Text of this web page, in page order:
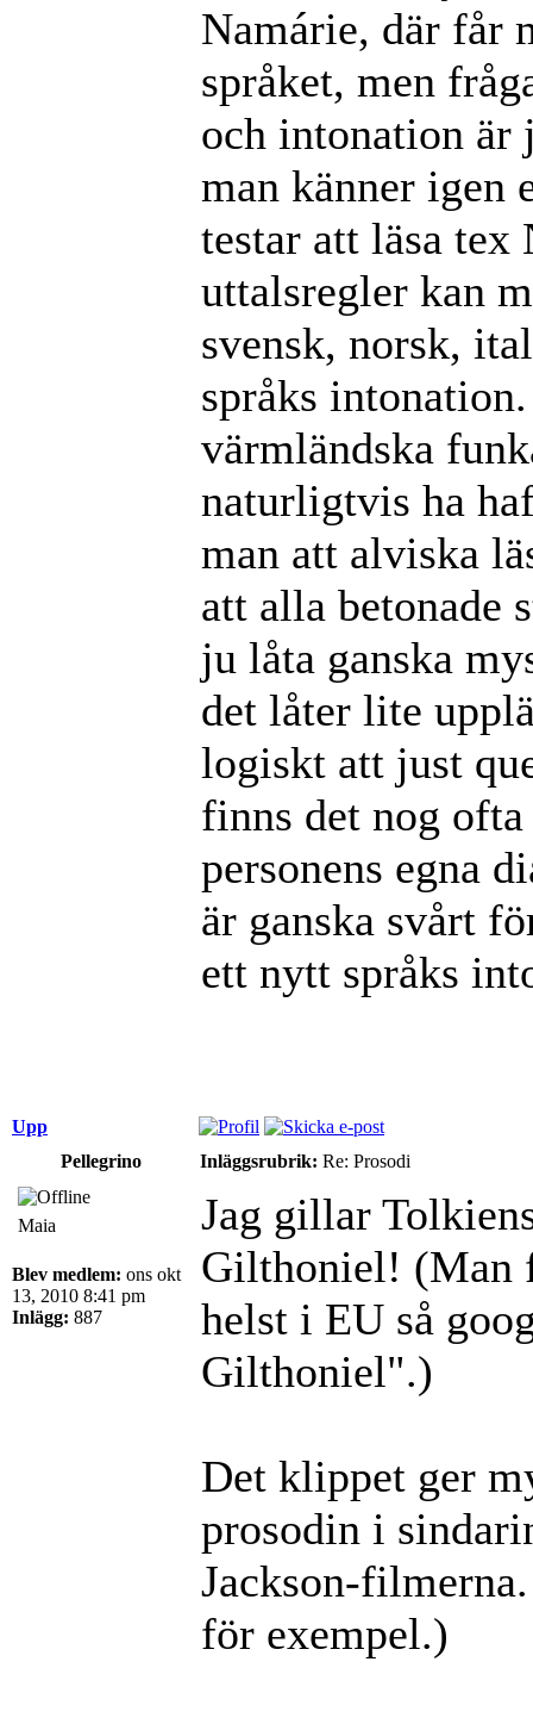
Namárie, där får
språket, men
och intonation är
man känner igen
testar att läsa tex
uttalsregler kan
svensk, norsk,
språks
värmländska
naturligtvis ha
man att alviska
att alla betonade
ju låta ganska
det låter lite
logiskt att just
finns det nog
personens egna
är ganska svårt
ett nytt språks
Upp
Pellegrino
Inläggsrubrik: Re: Prosodi
Maia
Blev medlem: ons okt
13, 2010 8:41 pm
Inlägg: 887
Jag gillar
Gilthoniel! (Man
helst i EU så
Gilthoniel".)
Det klippet ger
prosodin i
Jackson-
för exempel.)